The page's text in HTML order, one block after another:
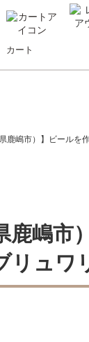
カート
県鹿嶋市）】ビール
鹿嶋市
リュワ